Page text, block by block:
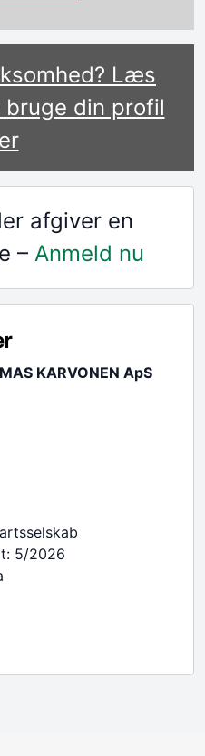
Læs
bruge din profil
afgiver en
– Anmeld nu
KARVONEN ApS
5/2026